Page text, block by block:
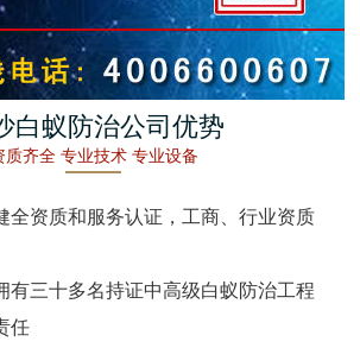
白蚁防治公司优势
质齐全 专业技术 专业设备
全资质和服务认证，工商、行业资质
有三十多名持证中高级白蚁防治工程
任